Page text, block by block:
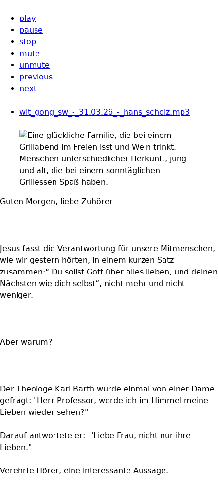
play
pause
stop
mute
unmute
previous
next
wit_gong_sw_-_31.03.26_-_hans_scholz.mp3
Guten Morgen, liebe Zuhörer
Jesus fasst die Verantwortung für unsere Mitmenschen,
wie wir gestern hörten, in einem kurzen Satz
zusammen:“ Du sollst Gott über alles lieben, und deinen
Nächsten wie dich selbst“, nicht mehr und nicht
weniger.
Aber warum?
Der Theologe Karl Barth wurde einmal von einer Dame
gefragt: "Herr Professor, werde ich im Himmel meine
Lieben wieder sehen?"
Darauf antwortete er: "Liebe Frau, nicht nur ihre
Lieben."
Verehrte Hörer, eine interessante Aussage.